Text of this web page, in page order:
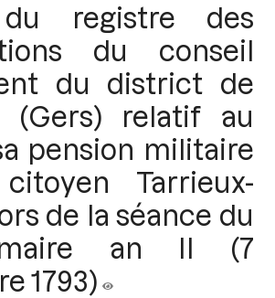
registre des
du conseil
du district de
(Gers) relatif au
pension militaire
Tarrieux-
de la séance du
an II (7
1793)